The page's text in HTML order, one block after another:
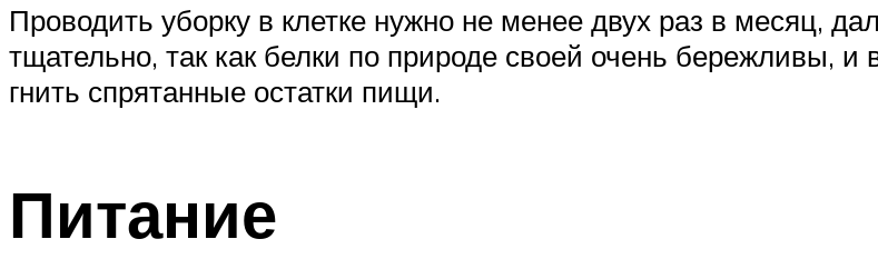
Проводить уборку в клетке нужно не менее двух раз в месяц,
тщательно, так как белки по природе своей очень бережливы, и
гнить спрятанные остатки пищи.
Питание